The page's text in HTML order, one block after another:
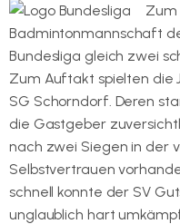
Zum
Badmintonmannschaft
Bundesliga gleich zwei
Zum Auftakt spielten die
SG Schorndorf. Deren
die Gastgeber
nach zwei Siegen in der
Selbstvertrauen
schnell konnte der SV
unglaublich hart